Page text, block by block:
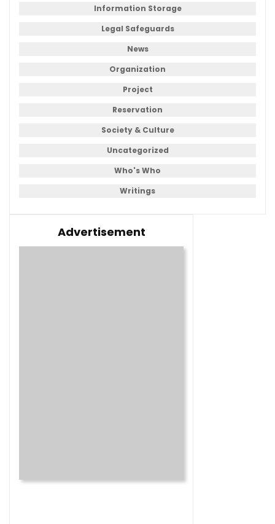
Information Storage
Legal Safeguards
News
Organization
Project
Reservation
Society & Culture
Uncategorized
Who's Who
Writings
Advertisement